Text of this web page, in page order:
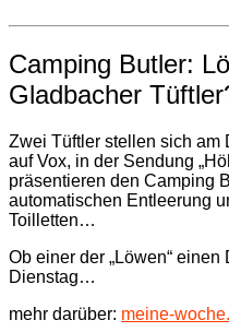
Camping Butler:
Gladbacher
Zwei Tüftler stellen sich am
auf Vox, in der Sendung
präsentieren den Camping
automatischen Entleerung
Toilletten…
Ob einer der „Löwen“
Dienstag…
mehr darüber: meine-